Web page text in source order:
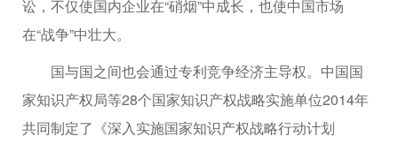
讼，不仅使国内企业在“硝烟”中成长，也使中国市场
在“战争”中壮大。
国与国之间也会通过专利竞争经济主导权。中国国
家知识产权局等28个国家知识产权战略实施单位2014年
共同制定了《深入实施国家知识产权战略行动计划